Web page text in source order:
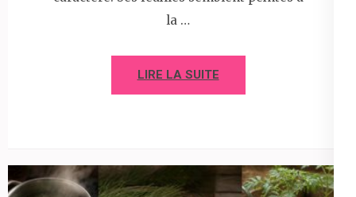
la …
LIRE LA SUITE